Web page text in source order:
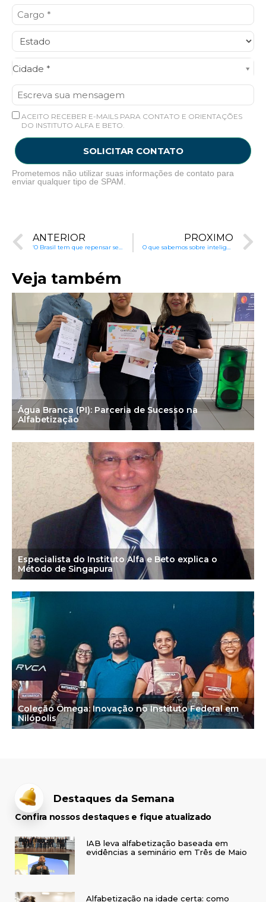
Cidade *
Cidade*
ACEITO RECEBER E-MAILS PARA CONTATO E ORIENTAÇÕES
DO INSTITUTO ALFA E BETO.
SOLICITAR CONTATO
Prometemos não utilizar suas informações de contato para
enviar qualquer tipo de SPAM.
ANTERIOR PRÓXIMO
Veja também
Água Branca (PI): Parceria de Sucesso na
Alfabetização
Especialista do Instituto Alfa e Beto explica o
Método de Singapura
Coleção Ômega: Inovação no Instituto Federal em
Nilópolis
Destaques da Semana
Confira nossos destaques e fique atualizado
IAB leva alfabetização baseada em
evidências a seminário em Três de Maio
Alfabetização na idade certa: como